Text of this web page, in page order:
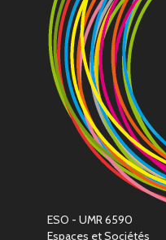
ESO - UMR 6590
Espaces et Sociétés